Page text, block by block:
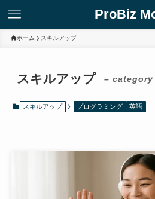
ProBiz
ホーム スキルアップ
スキルアップ – category
スキルアップ プログラミング 英語